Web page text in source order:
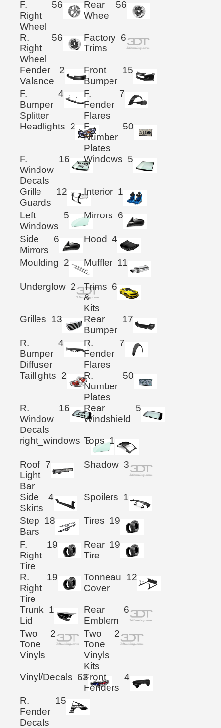
F.
Right
Wheel
56
Rear
Wheel
56
R.
Right
Wheel
56
Factory
Trims
6
Fender
Valance
2
Front
Bumper
15
F.
Bumper
Splitter
4
F.
Fender
Flares
7
Headlights 2
F.
Number
Plates
50
F.
Window
Decals
16 Windows 5
Grille
Guards
12 Interior 1
Left
Windows
5 Mirrors 6
Side
Mirrors
6 Hood 4
Moulding 2 Muffler 11
Underglow 2
Trims
&
Kits
6
Grilles 13
Rear
Bumper
17
R.
Bumper
Diffuser
4
R.
Fender
Flares
7
Taillights 2
R.
Number
Plates
50
R.
Window
Decals
16
Rear
Windshield
5
right_windows 5
Tops 1
Roof
Light
Bar
7 Shadow 3
Side
Skirts
4 Spoilers 1
Step
Bars
18 Tires 19
F.
Right
Tire
19
Rear
Tire
19
R.
Right
Tire
19
Tonneau
Cover
12
Trunk
Lid
1
Rear
Emblem
6
Two
Tone
Vinyls
2
Two
Tone
Vinyls
Kits
2
Vinyl/Decals 63Front
Fenders
4
R.
Fender
Decals
15